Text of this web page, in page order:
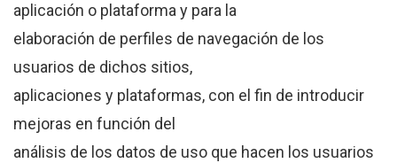
aplicación o plataforma y para la
elaboración de perfiles de navegación de los
usuarios de dichos sitios,
aplicaciones y plataformas, con el fin de introducir
mejoras en función del
análisis de los datos de uso que hacen los usuarios